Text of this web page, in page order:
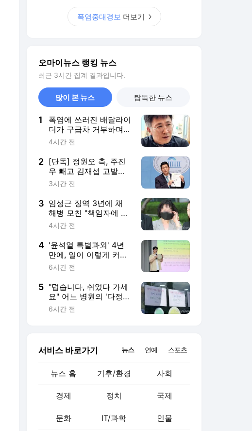
폭염중대경보 더보기
오마이뉴스 랭킹 뉴스
최근 3시간 집계 결과입니다.
많이 본 뉴스 탐독한 뉴스
1
폭염에 쓰러진 배달라이
더가 구급차 거부하며
남긴 한마디
4시간 전
2 [단독] 정원오 측, 주진
우 빼고 김재섭 고발만
남겼다..."허위사실 끝까
3시간 전
3 임성근 징역 3년에 채
해병 모친 "책임자에 관
대한 나라, 억장 무너져"
4시간 전
4 '윤석열 특별과외' 4년
만에, 일이 이렇게 커졌
습니다 [반도체 특별과
6시간 전
5 "덥습니다, 쉬었다 가세
요" 어느 병원의 '다정한
안내문'
6시간 전
서비스 바로가기 뉴스 연예 스포츠
뉴스 홈 기후/환경 사회
경제 정치 국제
문화 IT/과학 인물